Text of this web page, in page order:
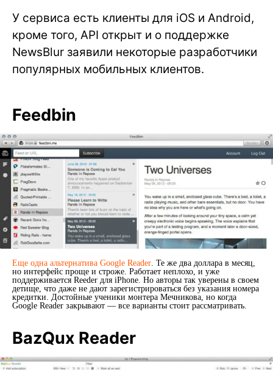
У сервиса есть клиенты для iOS и Android,
кроме того, API открыт и о поддержке
NewsBlur заявили некоторые разработчики
популярных мобильных клиентов.
Feedbin
Еще одна альтернатива Google Reader. Те же два доллара в месяц,
но интерфейс проще и строже. Работает неплохо, и уже
поддерживается Reeder для iPhone. Но авторы так уверены в своем
детище, что даже не дают зарегистрироваться без указания номера
кредитки. Достойные ученики монтера Мечникова, но когда
Google Reader закрывают — все варианты стоит рассматривать.
BazQux Reader